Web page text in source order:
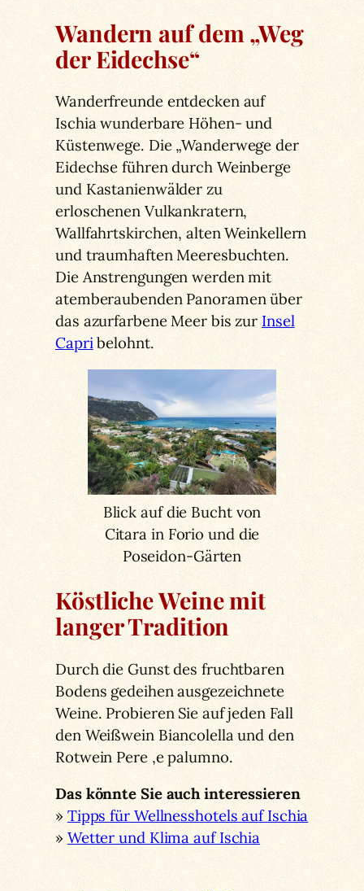
Wandern auf dem „Weg
der Eidechse“
Wanderfreunde entdecken auf
Ischia wunderbare Höhen- und
Küstenwege. Die „Wanderwege der
Eidechse führen durch Weinberge
und Kastanienwälder zu
erloschenen Vulkankratern,
Wallfahrtskirchen, alten Weinkellern
und traumhaften Meeresbuchten.
Die Anstrengungen werden mit
atemberaubenden Panoramen über
das azurfarbene Meer bis zur Insel
Capribelohnt.
Blick auf die Bucht von
Citara in Forio und die
Poseidon-Gärten
Köstliche Weine mit
langer Tradition
Durch die Gunst des fruchtbaren
Bodens gedeihen ausgezeichnete
Weine. Probieren Sie auf jeden Fall
den Weißwein Biancolella und den
Rotwein Pere ‚e palumno.
Das könnte Sie auch interessieren
» Tipps für Wellnesshotels auf Ischia
» Wetter und Klima auf Ischia